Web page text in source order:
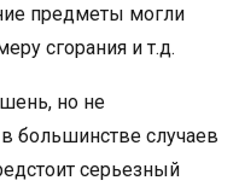
предметы могли
сгорания и т.д.
но не
большинстве случаев
серьезный